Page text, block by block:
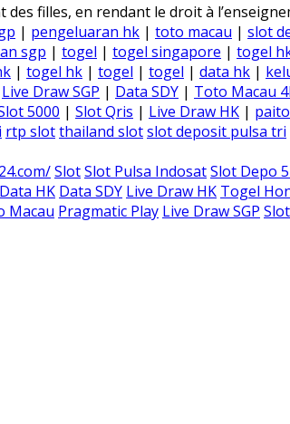
des filles, en rendant le droit à
| pengeluaran hk | toto macau | slot
sgp | togel | togel singapore | togel
| togel hk | togel | togel | data hk |
Live Draw SGP | Data SDY | Toto Macau
5000 | Slot Qris | Live Draw HK |
rtp slotthailand slotslot deposit pulsa tri
SlotSlot Pulsa IndosatSlot Depo
Data HK Data SDY Live Draw HK Togel
Macau Pragmatic Play Live Draw SGP